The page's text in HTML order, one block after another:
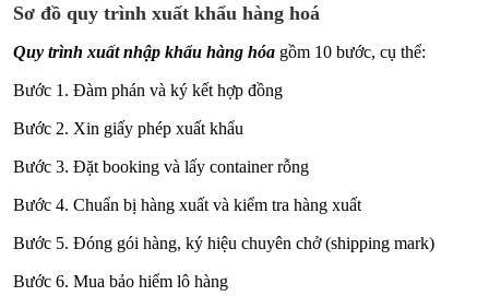
Sơ đồ quy trình xuất khẩu hàng hoá
Quy trình xuất nhập khẩu hàng hóa gồm 10 bước, cụ thể:
Bước 1. Đàm phán và ký kết hợp đồng
Bước 2. Xin giấy phép xuất khẩu
Bước 3. Đặt booking và lấy container rỗng
Bước 4. Chuẩn bị hàng xuất và kiểm tra hàng xuất
Bước 5. Đóng gói hàng, ký hiệu chuyên chở (shipping mark)
Bước 6. Mua bảo hiểm lô hàng